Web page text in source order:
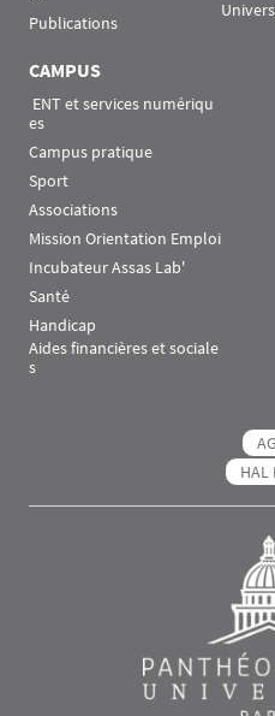
Publications
CAMPUS
es
Campus pratique
Sport
Associations
Mission Orientation Emploi
Incubateur Assas Lab'
Santé
Handicap
Aides financières et sociale
s
HAL